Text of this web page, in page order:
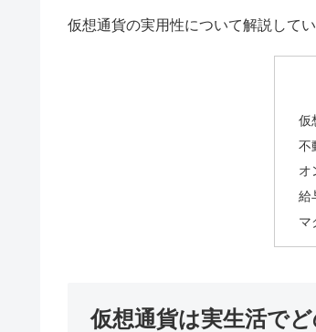
仮想通貨の実用性について解説してい
仮
不
オ
給
マ
仮想通貨は実生活で